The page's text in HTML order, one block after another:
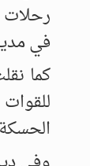
رحلات
في
كما